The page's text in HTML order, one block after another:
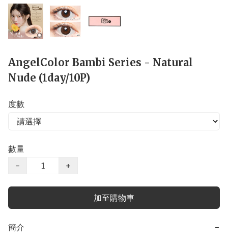
AngelColor Bambi Series - Natural
Nude (1day/10P)
度數
數量
−
+
加至購物車
簡介 −